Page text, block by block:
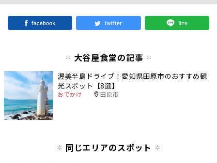
大谷屋食堂の記事
渥美半島ドライブ！愛知県田原市のおすすめ観
光スポット【8選】
おでかけ 田原市
同じエリアのスポット